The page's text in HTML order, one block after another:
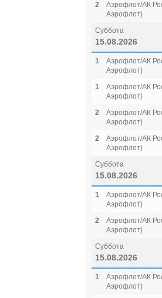
2
Аэрофлот/АК
Аэрофлот)
Суббота
15.08.2026
1
Аэрофлот/АК
Аэрофлот)
1
Аэрофлот/АК
Аэрофлот)
2
Аэрофлот/АК
Аэрофлот)
2
Аэрофлот/АК
Аэрофлот)
Суббота
15.08.2026
1
Аэрофлот/АК
Аэрофлот)
2
Аэрофлот/АК
Аэрофлот)
Суббота
15.08.2026
1
Аэрофлот/АК
Аэрофлот)